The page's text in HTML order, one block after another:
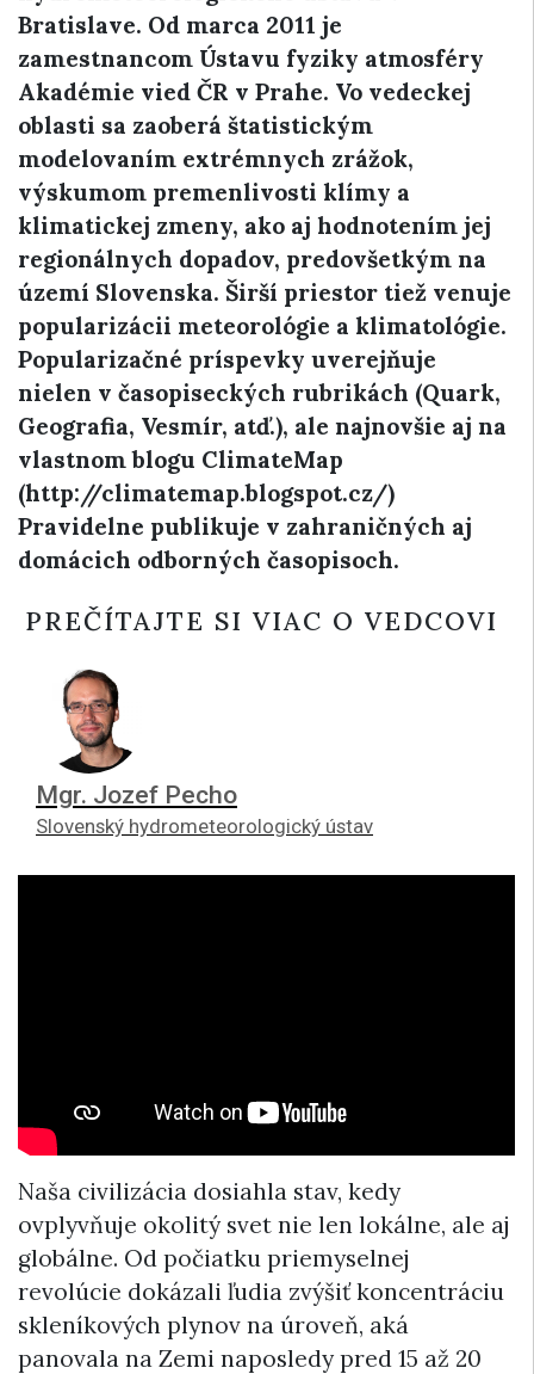
Bratislave. Od marca 2011 je
zamestnancom Ústavu fyziky atmosféry
Akadémie vied ČR v Prahe. Vo vedeckej
oblasti sa zaoberá štatistickým
modelovaním extrémnych zrážok,
výskumom premenlivosti klímy a
klimatickej zmeny, ako aj hodnotením jej
regionálnych dopadov, predovšetkým na
území Slovenska. Širší priestor tiež venuje
popularizácii meteorológie a klimatológie.
Popularizačné príspevky uverejňuje
nielen v časopiseckých rubrikách (Quark,
Geografia, Vesmír, atď.), ale najnovšie aj na
vlastnom blogu ClimateMap
(http://climatemap.blogspot.cz/)
Pravidelne publikuje v zahraničných aj
domácich odborných časopisoch.
PREČÍTAJTE SI VIAC O VEDCOVI
Mgr. Jozef Pecho
Slovenský hydrometeorologický ústav
Naša civilizácia dosiahla stav, kedy
ovplyvňuje okolitý svet nie len lokálne, ale aj
globálne. Od počiatku priemyselnej
revolúcie dokázali ľudia zvýšiť koncentráciu
skleníkových plynov na úroveň, aká
panovala na Zemi naposledy pred 15 až 20